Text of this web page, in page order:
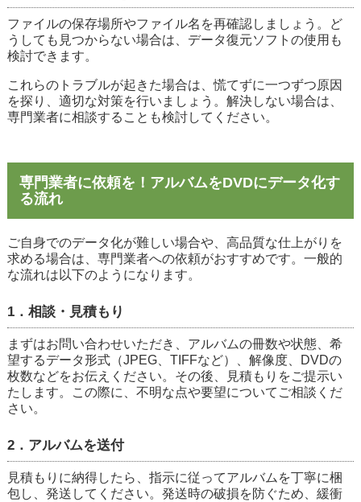
ファイルの保存場所やファイル名を再確認しましょう。ど
うしても見つからない場合は、データ復元ソフトの使用も
検討できます。
これらのトラブルが起きた場合は、慌てずに一つずつ原因
を探り、適切な対策を行いましょう。解決しない場合は、
専門業者に相談することも検討してください。
専門業者に依頼を！アルバムをDVDにデータ化す
る流れ
ご自身でのデータ化が難しい場合や、高品質な仕上がりを
求める場合は、専門業者への依頼がおすすめです。一般的
な流れは以下のようになります。
1．相談・見積もり
まずはお問い合わせいただき、アルバムの冊数や状態、希
望するデータ形式（JPEG、TIFFなど）、解像度、DVDの
枚数などをお伝えください。その後、見積もりをご提示い
たします。この際に、不明な点や要望についてご相談くだ
さい。
2．アルバムを送付
見積もりに納得したら、指示に従ってアルバムを丁寧に梱
包し、発送してください。発送時の破損を防ぐため、緩衝